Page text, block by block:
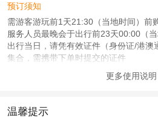
预订须知
需游客游玩前1天21:30（当地时间）前
服务人员最晚会于出行前23天00:00（
出行当日，请凭有效证件（身份证/港澳
集合，需携带下单时提交的证件
儿童：3周岁 – 17周岁；
更多使用说明
温馨提示